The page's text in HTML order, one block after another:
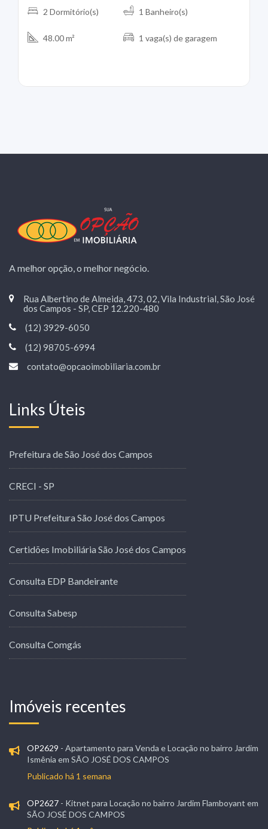
2 Dormitório(s) 1 Banheiro(s)
48.00 m² 1 vaga(s) de garagem
A melhor opção, o melhor negócio.
Rua Albertino de Almeida, 473, 02, Vila Industrial, São José
dos Campos - SP, CEP 12.220-480
(12) 3929-6050
(12) 98705-6994
contato@opcaoimobiliaria.com.br
Links Úteis
Prefeitura de São José dos Campos
CRECI - SP
IPTU Prefeitura São José dos Campos
Certidões Imobiliária São José dos Campos
Consulta EDP Bandeirante
Consulta Sabesp
Consulta Comgás
Imóveis recentes
OP2629 - Apartamento para Venda e Locação no bairro Jardim
Ismênia em SÃO JOSÉ DOS CAMPOS
Publicado há 1 semana
OP2627 - Kitnet para Locação no bairro Jardim Flamboyant em
SÃO JOSÉ DOS CAMPOS